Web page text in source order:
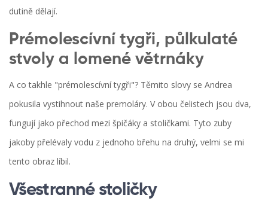
dutině dělají.
Prémolescívní tygři, půlkulaté
stvoly a lomené větrnáky
A co takhle "prémolescívní tygři"? Těmito slovy se Andrea
pokusila vystihnout naše premoláry. V obou čelistech jsou dva,
fungují jako přechod mezi špičáky a stoličkami. Tyto zuby
jakoby přelévaly vodu z jednoho břehu na druhý, velmi se mi
tento obraz líbil.
Všestranné stoličky